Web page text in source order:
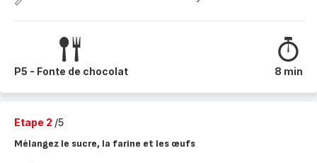
P5 - Fonte de chocolat 8 min
Etape 2 /5
Mélangez le sucre, la farine et les œufs